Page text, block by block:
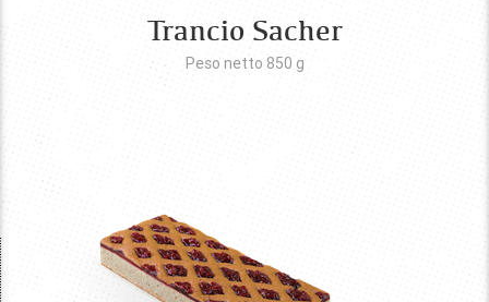
Trancio Sacher
Peso netto 850 g